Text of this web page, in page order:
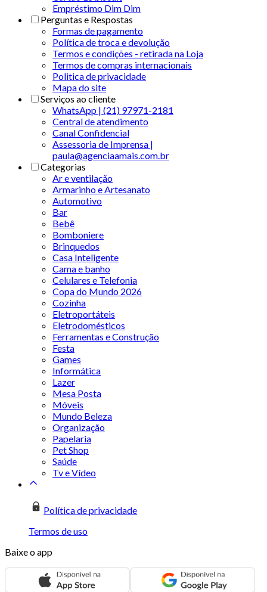
Empréstimo Dim Dim
Perguntas e Respostas
Formas de pagamento
Política de troca e devolução
Termos e condições - retirada na Loja
Termos de compras internacionais
Politica de privacidade
Mapa do site
Serviços ao cliente
WhatsApp | (21) 97971-2181
Central de atendimento
Canal Confidencial
Assessoria de Imprensa |
paula@agenciaamais.com.br
Categorias
Ar e ventilação
Armarinho e Artesanato
Automotivo
Bar
Bebê
Bomboniere
Brinquedos
Casa Inteligente
Cama e banho
Celulares e Telefonia
Copa do Mundo 2026
Cozinha
Eletroportáteis
Eletrodomésticos
Ferramentas e Construção
Festa
Games
Informática
Lazer
Mesa Posta
Móveis
Mundo Beleza
Organização
Papelaria
Pet Shop
Saúde
Tv e Vídeo
Política de privacidade
Termos de uso
Baixe o app